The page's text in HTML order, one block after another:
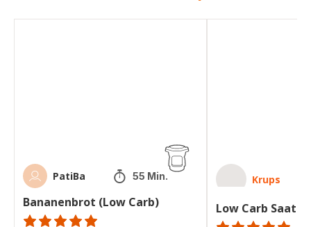
PatiBa 55 Min.
Bananenbrot (Low Carb)
Krups
Low Carb